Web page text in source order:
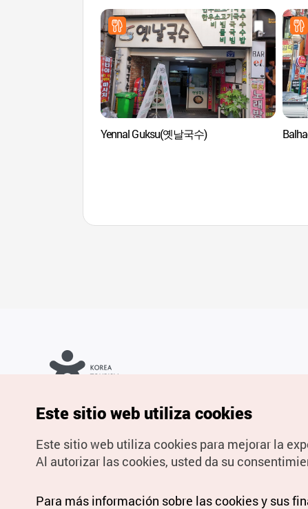
Yennal Guksu(옛날국수)
derechos reservados.
Para informes de errores y cuestiones relacionadas con el sitio
spanish@knto.or.kr
Este sitio web utiliza cookies
Este sitio web utiliza cookies para mejorar la
Al autorizar las cookies, usted da su
Para más información sobre las cookies y sus